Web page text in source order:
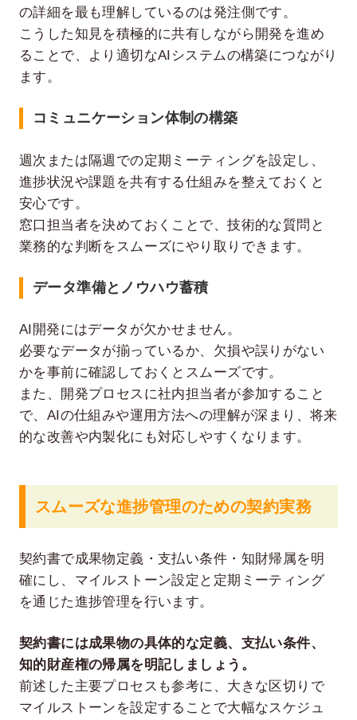
の詳細を最も理解しているのは発注側です。
こうした知見を積極的に共有しながら開発を進め
ることで、より適切なAIシステムの構築につながり
ます。
コミュニケーション体制の構築
週次または隔週での定期ミーティングを設定し、
進捗状況や課題を共有する仕組みを整えておくと
安心です。
窓口担当者を決めておくことで、技術的な質問と
業務的な判断をスムーズにやり取りできます。
データ準備とノウハウ蓄積
AI開発にはデータが欠かせません。
必要なデータが揃っているか、欠損や誤りがない
かを事前に確認しておくとスムーズです。
また、開発プロセスに社内担当者が参加すること
で、AIの仕組みや運用方法への理解が深まり、将来
的な改善や内製化にも対応しやすくなります。
スムーズな進捗管理のための契約実務
契約書で成果物定義・支払い条件・知財帰属を明
確にし、マイルストーン設定と定期ミーティング
を通じた進捗管理を行います。
契約書には成果物の具体的な定義、支払い条件、
知的財産権の帰属を明記しましょう。
前述した主要プロセスも参考に、大きな区切りで
マイルストーンを設定することで大幅なスケジュ